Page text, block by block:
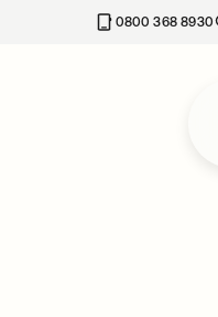
0800 368 8930